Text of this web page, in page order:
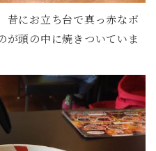
昔にお立ち台で真っ赤なボ
が頭の中に焼きついていま